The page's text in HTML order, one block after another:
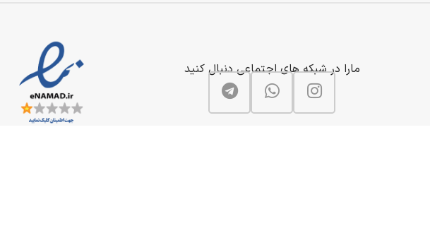
مارا در شبکه های اجتماعی دنبال کنید